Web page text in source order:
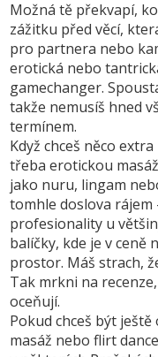
Možná tě překvapí,
zážitku před věcí,
pro partnera nebo
erotická nebo
gamechanger.
takže nemusíš hned
termínem.
Když chceš něco
třeba erotickou
jako nuru, lingam
tomhle doslova
profesionality u
balíčky, kde je v
prostor. Máš strach,
Tak mrkni na
oceňují.
Pokud chceš být
masáž nebo flirt